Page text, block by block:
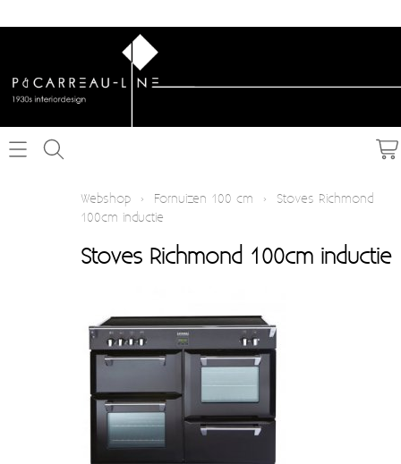
Verlichting
Deur- en raambeslag
Kapstokken & Haken
Verzendkosten
Webshop › Fornuizen 100 cm ›
Stoves Richmond
100cm inductie
Stoves Richmond 100cm inductie